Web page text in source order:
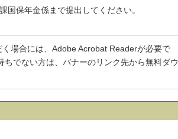
国保年金係まで提出してください。
場合には、Adobe Acrobat Readerが必要で
でない方は、バナーのリンク先から無料ダウ